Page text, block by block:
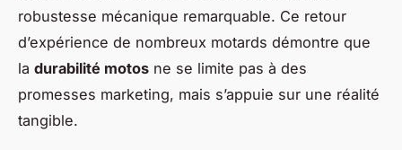
robustesse mécanique remarquable. Ce retour
d’expérience de nombreux motards démontre que
la durabilité motos ne se limite pas à des
promesses marketing, mais s’appuie sur une réalité
tangible.